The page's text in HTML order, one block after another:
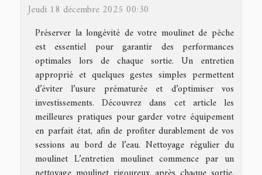
Jeudi 18 décembre 2025 00:30
Préserver la longévité de votre moulinet de pêche
est essentiel pour garantir des performances
optimales lors de chaque sortie. Un entretien
approprié et quelques gestes simples permettent
d’éviter l’usure prématurée et d’optimiser vos
investissements. Découvrez dans cet article les
meilleures pratiques pour garder votre équipement
en parfait état, afin de profiter durablement de vos
sessions au bord de l’eau. Nettoyage régulier du
moulinet L’entretien moulinet commence par un